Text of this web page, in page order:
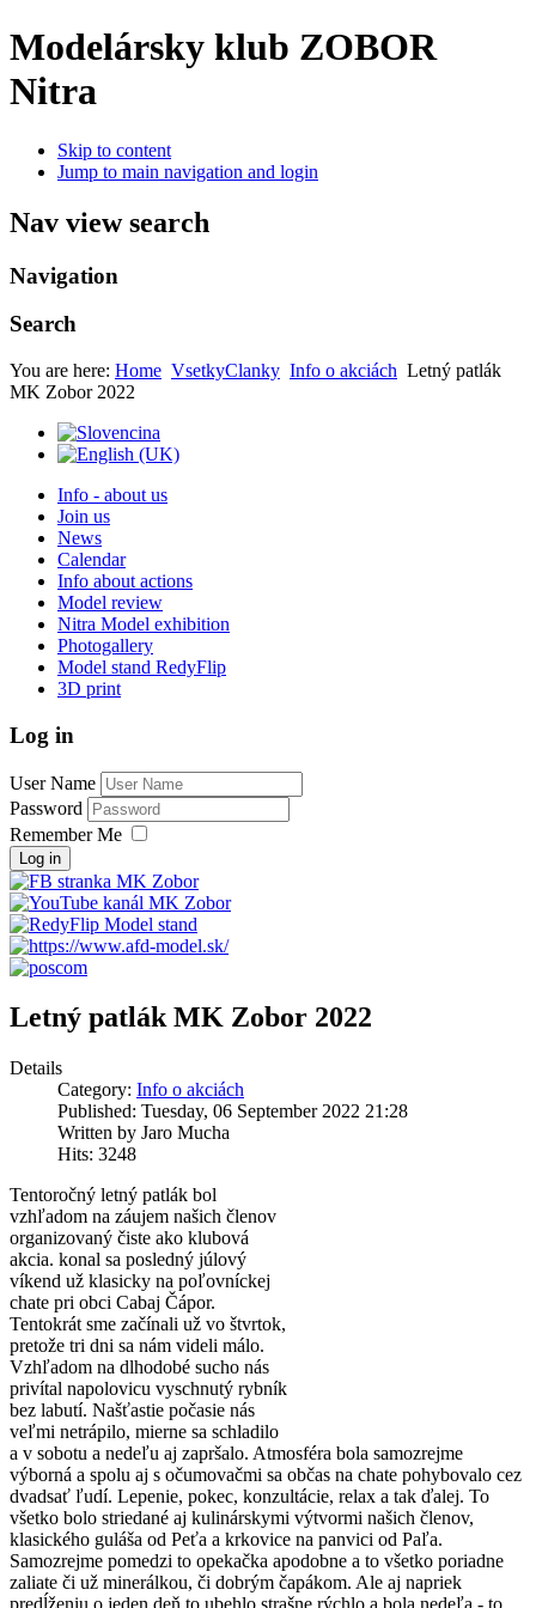
Modelársky klub ZOBOR
Nitra
Skip to content
Jump to main navigation and login
Nav view search
Navigation
Search
You are here: Home VsetkyClanky Info o akciách Letný patlák
MK Zobor 2022
Info - about us
Join us
News
Calendar
Info about actions
Model review
Nitra Model exhibition
Photogallery
Model stand RedyFlip
3D print
Log in
User Name
Password
Remember Me
Log in
Letný patlák MK Zobor 2022
Details
Category: Info o akciách
Published: Tuesday, 06 September 2022 21:28
Written by Jaro Mucha
Hits: 3248
Tentoročný letný patlák bol
vzhľadom na záujem našich členov
organizovaný čiste ako klubová
akcia. konal sa posledný júlový
víkend už klasicky na poľovníckej
chate pri obci Cabaj Čápor.
Tentokrát sme začínali už vo štvrtok,
pretože tri dni sa nám videli málo.
Vzhľadom na dlhodobé sucho nás
privítal napolovicu vyschnutý rybník
bez labutí. Našťastie počasie nás
veľmi netrápilo, mierne sa schladilo
a v sobotu a nedeľu aj zapršalo. Atmosféra bola samozrejme
výborná a spolu aj s očumovačmi sa občas na chate pohybovalo cez
dvadsať ľudí. Lepenie, pokec, konzultácie, relax a tak ďalej. To
všetko bolo striedané aj kulinárskymi výtvormi našich členov,
klasického guláša od Peťa a krkovice na panvici od Paľa.
Samozrejme pomedzi to opekačka apodobne a to všetko poriadne
zaliate či už minerálkou, či dobrým čapákom. Ale aj napriek